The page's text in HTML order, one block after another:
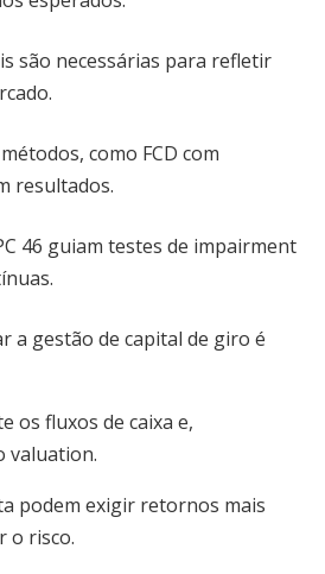
são necessárias para refletir
como FCD com
resultados.
46 guiam testes de impairment
a gestão de capital de giro é
os fluxos de caixa e,
valuation.
podem exigir retornos mais
o risco.